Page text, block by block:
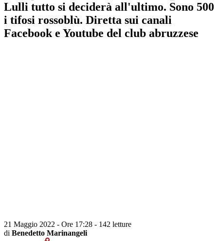
Lulli tutto si deciderà all'ultimo. Sono 500
i tifosi rossoblù. Diretta sui canali
Facebook e Youtube del club abruzzese
21 Maggio 2022 - Ore 17:28 - 142 letture
di Benedetto Marinangeli